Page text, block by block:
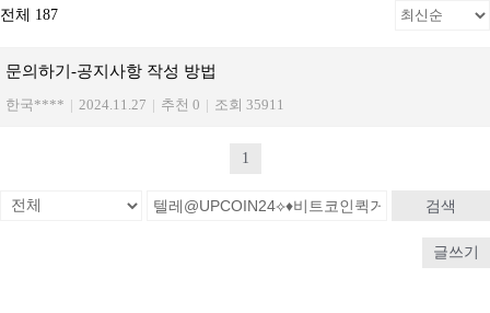
전체 187
문의하기-공지사항 작성 방법
한국**** | 2024.11.27 | 추천 0 | 조회 35911
1
검색
글쓰기